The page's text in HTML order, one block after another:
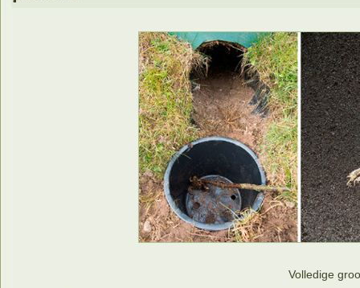
Volledige